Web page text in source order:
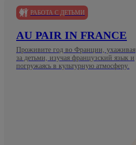
РАБОТА С ДЕТЬМИ
AU PAIR IN FRANCE
Проживите год во Франции, ухаживая
за детьми, изучая французский язык и
погружаясь в культурную атмосферу.